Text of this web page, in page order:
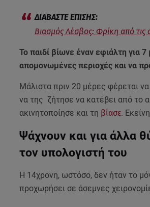
Βιασμός Λέσβος: Φρίκη από τις
Το παιδί βίωνε έναν εφιάλτη για
απομονωμένες περιοχές και να
Μάλιστα πριν 20 μέρες φέρεται
να της ζήτησε να κατέβει από το
ακινητοποίησε και τη βίασε.
Ψάχνουν και για άλλα
τον υπολογιστή του
Η 14χρονη, ωστόσο, δεν ήταν το
προχωρήσει σε άσεμνες